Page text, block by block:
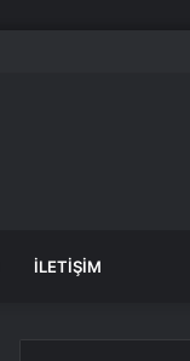
İLETIŞIM